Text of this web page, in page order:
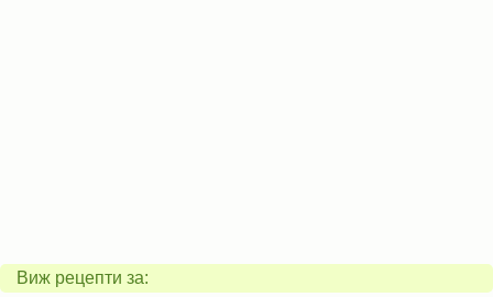
Виж рецепти за: